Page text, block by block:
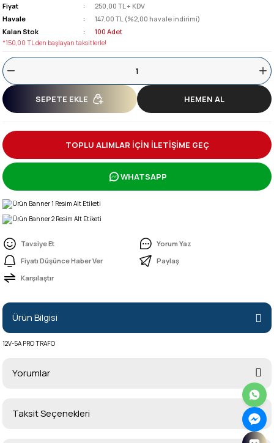
Fiyat
250,00 TL + KDV
Havale
147,00 TL (%2,00 havale indirimi)
Kalan Stok
100 Adet
*150,00 TL den başlayan taksitlerle!
SEPETE EKLE HEMEN AL
TOPLU ALIMLAR İÇİN İLETİŞİME GEÇ
WHATSAPP
Tavsiye Et
Yorum Yaz
Fiyatı Düşünce Haber Ver
Paylaş
Karşılaştır
Ürün Bilgisi
12V-5A PRO TRAFO
Yorumlar
Bu ürüne ilk yorumu siz yapın!
Taksit Seçenekleri